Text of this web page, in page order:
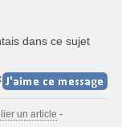
dans ce sujet
un article -